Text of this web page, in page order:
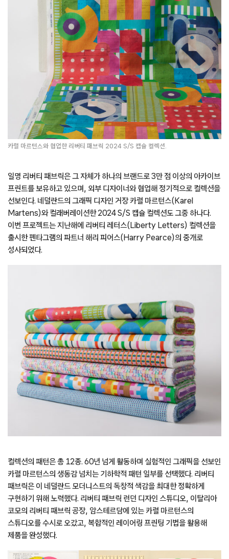
카럴 마르턴스와 협업한 리버티 패브릭 2024 S/S 캡슐 컬렉션.
일명 리버티 패브릭은 그 자체가 하나의 브랜드로 3만 점 이상의 아카이브
프린트를 보유하고 있으며, 외부 디자이너와 협업해 정기적으로 컬렉션을
선보인다. 네덜란드의 그래픽 디자인 거장 카럴 마르턴스(Karel
Martens)와 컬래버레이션한 2024 S/S 캡슐 컬렉션도 그중 하나다.
이번 프로젝트는 지난해에 리버티 레터스(Liberty Letters) 컬렉션을
출시한 펜타그램의 파트너 해리 피어스(Harry Pearce)의 중개로
성사되었다.
컬렉션의 패턴은 총 12종. 60년 넘게 활동하며 실험적인 그래픽을 선보인
카럴 마르턴스의 생동감 넘치는 기하학적 패턴 일부를 선택했다. 리버티
패브릭은 이 네덜란드 모더니스트의 독창적 색감을 최대한 정확하게
구현하기 위해 노력했다. 리버티 패브릭 런던 디자인 스튜디오, 이탈리아
코모의 리버티 패브릭 공장, 암스테르담에 있는 카럴 마르턴스의
스튜디오를 수시로 오갔고, 복합적인 레이어링 프린팅 기법을 활용해
제품을 완성했다.